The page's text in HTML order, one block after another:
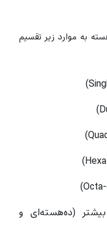
به موارد زیر تقسیم
(ده‌هسته‌ای و